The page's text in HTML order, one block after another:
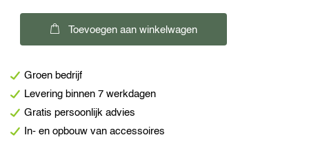
450
mm
aantal
Toevoegen aan winkelwagen
Groen bedrijf
Levering binnen 7 werkdagen
Gratis persoonlijk advies
In- en opbouw van accessoires